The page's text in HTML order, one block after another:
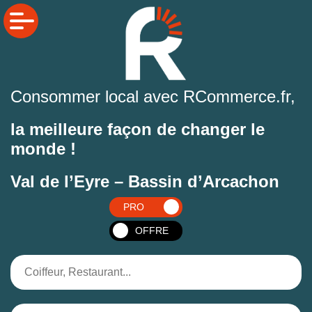
Consommer local avec RCommerce.fr,
la meilleure façon de changer le
monde !
Val de l’Eyre – Bassin d’Arcachon
PRO
OFFRE